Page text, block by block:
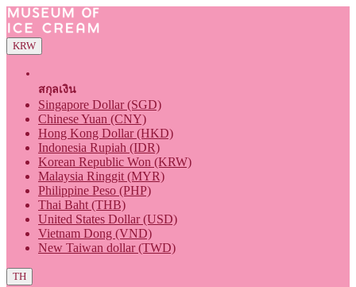
KRW
สกุลเงิน
Singapore Dollar (SGD)
Chinese Yuan (CNY)
Hong Kong Dollar (HKD)
Indonesia Rupiah (IDR)
Korean Republic Won (KRW)
Malaysia Ringgit (MYR)
Philippine Peso (PHP)
Thai Baht (THB)
United States Dollar (USD)
Vietnam Dong (VND)
New Taiwan dollar (TWD)
TH